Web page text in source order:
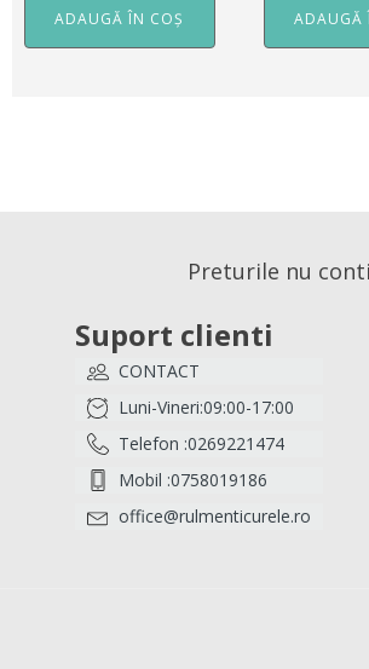
ADAUGĂ ÎN COȘ ADAUGĂ
Preturile nu
Suport clienti
CONTACT
Luni-Vineri:09:00-17:00
Telefon :0269221474
Mobil :0758019186
office@rulmenticurele.ro